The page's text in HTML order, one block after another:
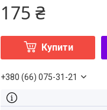
175 ₴
Купити
+380 (66) 075-31-21